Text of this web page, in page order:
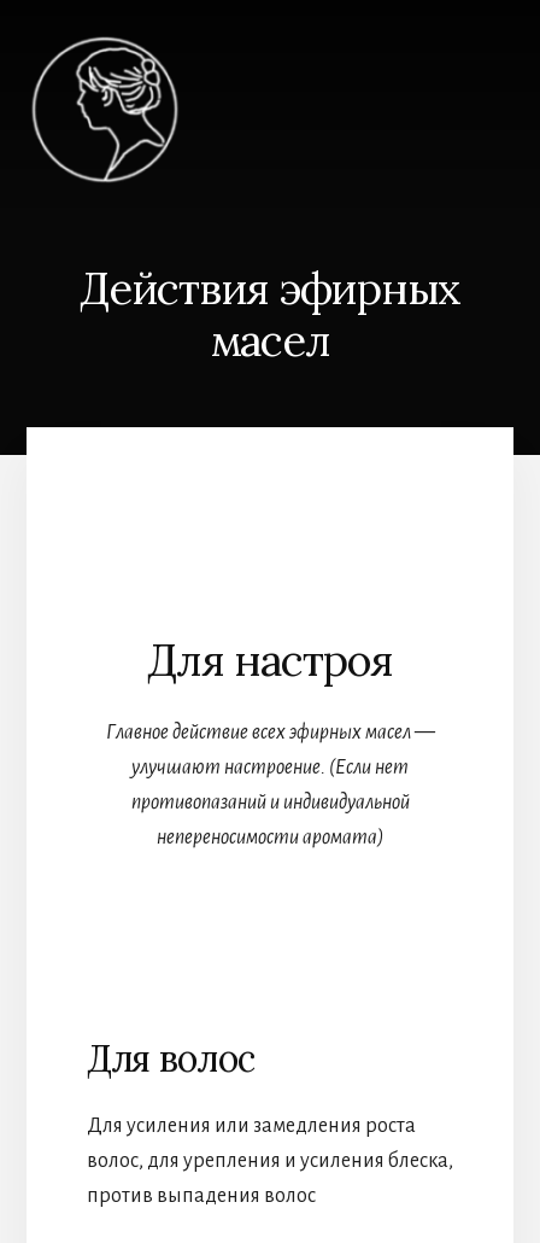
content
Действия эфирных
масел
Для настроя
Главное действие всех эфирных масел —
улучшают настроение. (Если нет
противопазаний и индивидуальной
непереносимости аромата)
Для волос
Для усиления или замедления роста
волос, для урепления и усиления блеска,
против выпадения волос